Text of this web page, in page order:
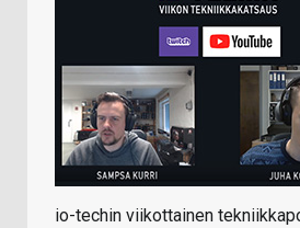
io-techin viikottainen